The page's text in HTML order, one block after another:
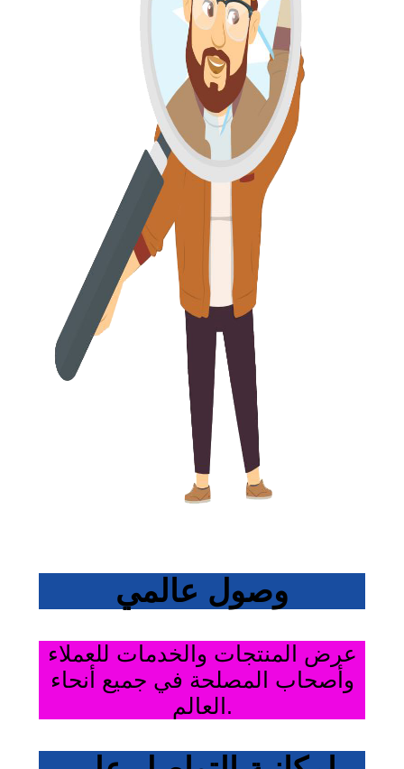
وصول عالمي
عرض المنتجات والخدمات للعملاء
وأصحاب المصلحة في جميع أنحاء
العالم.